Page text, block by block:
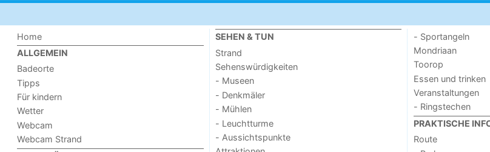
Home
ALLGEMEIN
Badeorte
Tipps
Für kindern
Wetter
Webcam
Webcam Strand
SEHEN & TUN
Strand
Sehenswürdigkeiten
- Museen
- Denkmäler
- Mühlen
- Leuchtturme
- Aussichtspunkte
- Sportangeln
Mondriaan
Toorop
Essen und trinken
Veranstaltungen
- Ringstechen
PRAKTISCHE
Route